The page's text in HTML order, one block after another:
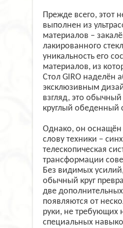
Прежде всего, этот
выполнен из
материалов –
лакированного
уникальность его
материалов, из
Стол GIRO наделён
эксклюзивным
взгляд, это
круглый обеденный
Однако, он
слову техники –
телескопическая
трансформации
Без видимых
обычный круг
две
появляются от
руки, не требующих
специальных